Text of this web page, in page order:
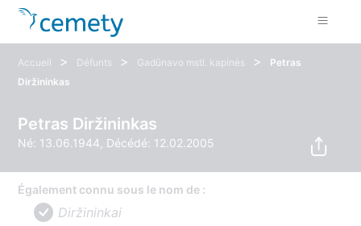
Accueil > Défunts > Gadūnavo mstl. kapinės >
Petras
Diržininkas
Petras Diržininkas
Né: 13.06.1944, Décédé: 12.02.2005
Également connu sous le nom de :
Diržininkai